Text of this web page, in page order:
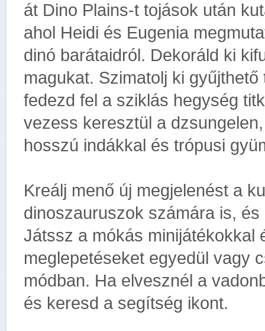
át Dino Plains-t tojások után
ahol Heidi és Eugenia
dinó barátaidról. Dekoráld ki
magukat. Szimatolj ki
fedezd fel a sziklás hegység
vezess keresztül a
hosszú indákkal és trópusi
Kreálj menő új megjelenést a
dinoszauruszok számára is,
Játssz a mókás minijátékokkal
meglepetéseket egyedül vagy
módban. Ha elvesznél a
és keresd a segítség ikont.